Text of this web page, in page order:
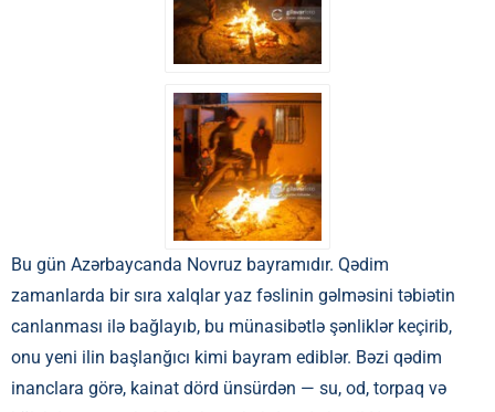
Bu gün Azərbaycanda Novruz bayramıdır. Qədim
zamanlarda bir sıra xalqlar yaz fəslinin gəlməsini təbiətin
canlanması ilə bağlayıb, bu münasibətlə şənliklər keçirib,
onu yeni ilin başlanğıcı kimi bayram ediblər. Bəzi qədim
inanclara görə, kainat dörd ünsürdən — su, od, torpaq və